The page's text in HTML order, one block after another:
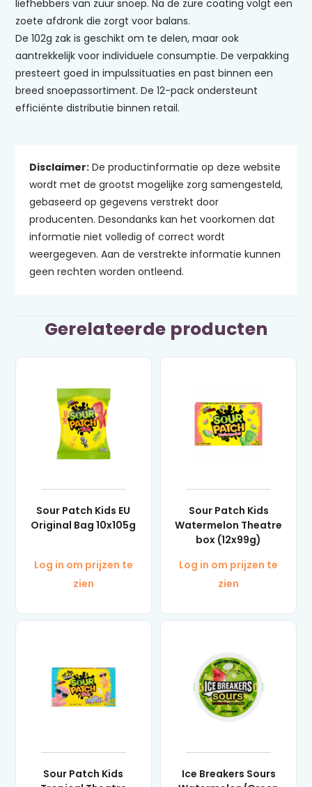
liefhebbers van zuur snoep. Na de zure coating volgt een
zoete afdronk die zorgt voor balans.
De 102g zak is geschikt om te delen, maar ook
aantrekkelijk voor individuele consumptie. De verpakking
presteert goed in impulssituaties en past binnen een
breed snoepassortiment. De 12-pack ondersteunt
efficiënte distributie binnen retail.
Disclaimer:De productinformatie op deze website
wordt met de grootst mogelijke zorg samengesteld,
gebaseerd op gegevens verstrekt door
producenten. Desondanks kan het voorkomen dat
informatie niet volledig of correct wordt
weergegeven. Aan de verstrekte informatie kunnen
geen rechten worden ontleend.
Gerelateerde producten
Sour Patch Kids EU
Original Bag 10x105g
Log in om prijzen te
zien
Sour Patch Kids
Watermelon Theatre
box (12x99g)
Log in om prijzen te
zien
Sour Patch Kids
Ice Breakers Sours